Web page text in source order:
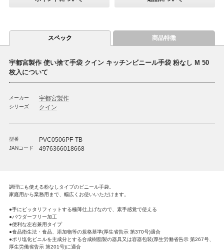
スペック 商品特徴
宇都宮製作 使い捨て手袋 クイン キッチンビニール手袋 粉なし M 50
枚入について
メーカー 宇都宮製作
シリーズ クイン
型番 PVC0506PF-TB
JANコード 4976366018668
調理にも使える粉なしタイプのビニール手袋。
家庭用から業務用まで、幅広くお使いいただけます。
●手にピッタリフィットする極薄仕上げなので、素手感覚で使える
●パウダーフリー加工
●便利な左右兼用タイプ
●食品衛生法・食品、添加物等の規格基準(厚生省告示 第370号)適合
●ポリ塩化ビニルを主成分とする合成樹脂製の器具又は容器包装(厚生労働省告示 第267号、
厚生労働省告示 第201号)に適合